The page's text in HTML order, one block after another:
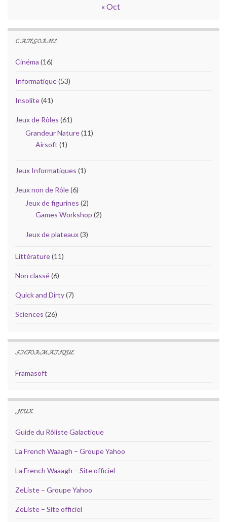
« Oct
CATÉGORIES
Cinéma (16)
Informatique(53)
Insolite(41)
Jeux de Rôles (61)
Grandeur Nature(11)
Airsoft (1)
Jeux Informatiques (1)
Jeux non de Rôle(6)
Jeux de figurines (2)
Games Workshop (2)
Jeux de plateaux(3)
Littérature(11)
Non classé(6)
Quick and Dirty(7)
Sciences (26)
INFORMATIQUE
Framasoft
JEUX
Guide du Rôliste Galactique
La French Waaagh – Groupe Yahoo
La French Waaagh – Site officiel
ZeListe – Groupe Yahoo
ZeListe – Site officiel